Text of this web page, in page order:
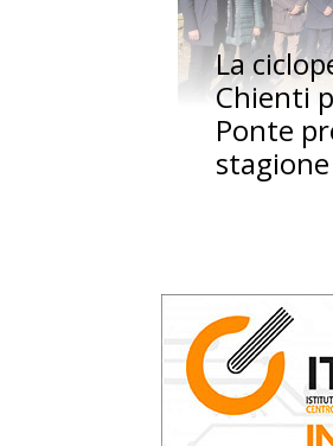
La
Chienti
Ponte